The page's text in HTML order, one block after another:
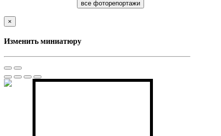
все фоторепортажи
×
Изменить миниатюру